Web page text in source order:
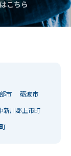
こちら
市 砺波市
新川郡上市町